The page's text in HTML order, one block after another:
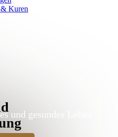
& Kuren
und gesundes Leben